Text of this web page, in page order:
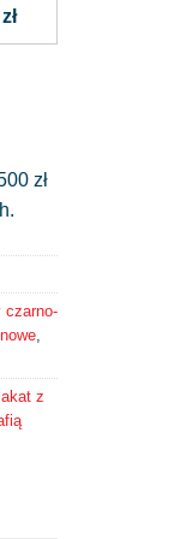
zł
czarno-
,
z